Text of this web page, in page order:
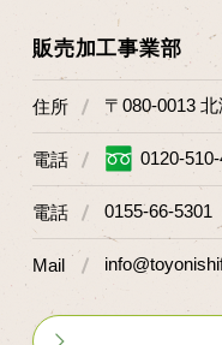
販売加工事業部
住所 〒080-0013
電話 0120-510-
電話 0155-66-5301
Mail